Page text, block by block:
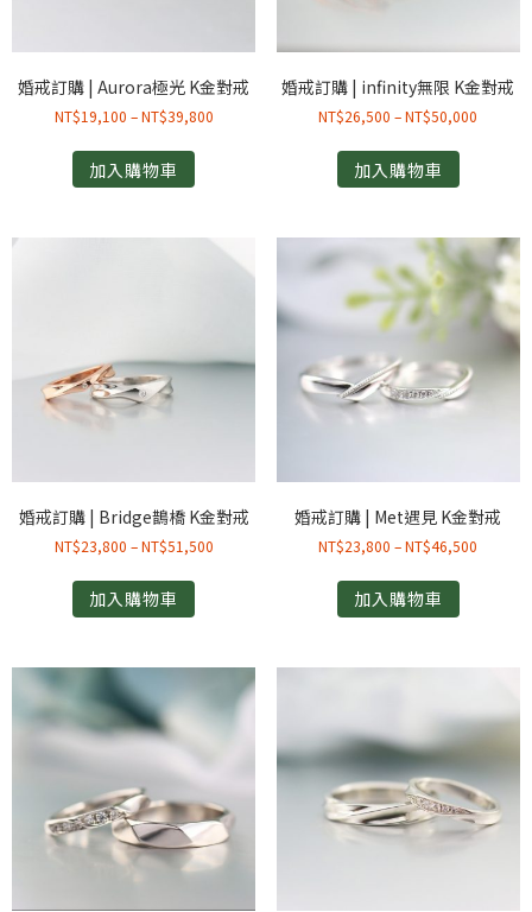
婚戒訂購 | Aurora極光 K金對戒
NT$19,100 –NT$39,800
加入購物車
婚戒訂購 | infinity無限 K金對戒
NT$26,500 –NT$50,000
加入購物車
婚戒訂購 | Bridge鵲橋 K金對戒
NT$23,800 –NT$51,500
加入購物車
婚戒訂購 | Met遇見 K金對戒
NT$23,800 –NT$46,500
加入購物車